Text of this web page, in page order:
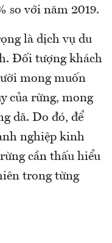
so với năm 2019.
là dịch vụ du
Đối tượng khách
mong muốn
của rừng, mong
dã. Do đó, để
nghiệp kinh
cần thấu hiểu
trong từng